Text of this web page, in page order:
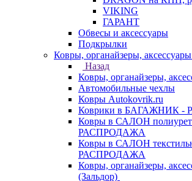
VIKING
ГАРАНТ
Обвесы и аксессуары
Подкрылки
Ковры, органайзеры, аксессуары
Назад
Ковры, органайзеры,
Автомобильные чехлы
Ковры Autokovrik.ru
Коврики в БАГАЖНИК
Ковры в САЛОН
РАСПРОДАЖА
Ковры в САЛОН
РАСПРОДАЖА
Ковры, органайзеры,
(Зальдор)